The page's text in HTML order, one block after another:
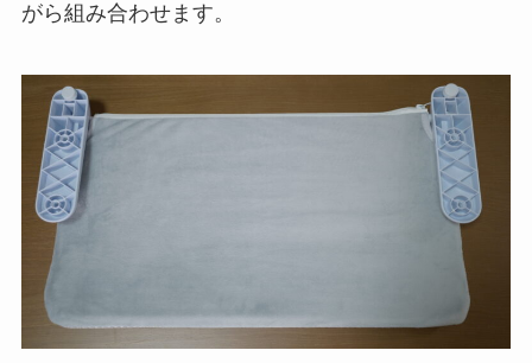
がら組み合わせます。